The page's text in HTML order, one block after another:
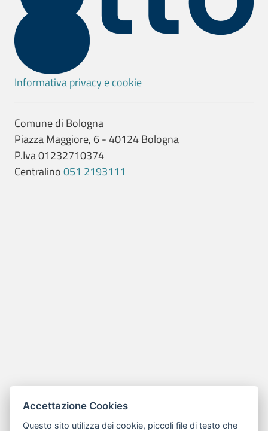
Informativa privacy e cookie
Comune di Bologna
Piazza Maggiore, 6 - 40124 Bologna
P.Iva 01232710374
Centralino051 2193111
Accettazione Cookies
Questo sito utilizza dei cookie, piccoli file di testo che